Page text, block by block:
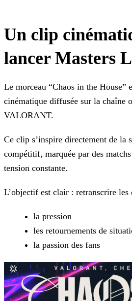
Un clip
lancer Masters
Le morceau “Chaos in the House”
cinématique diffusée sur la chaîne
VALORANT.
Ce clip s’inspire directement de la
compétitif, marquée par des
tension constante.
L’objectif est clair : retranscrire les
la pression
les retournements de
la passion des fans